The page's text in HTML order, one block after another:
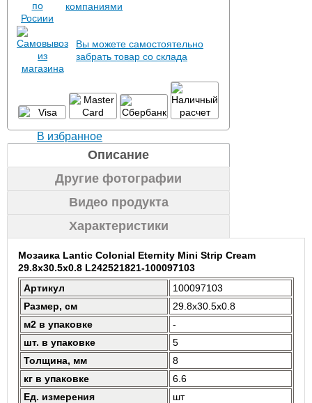
компаниями
Вы можете самостоятельно
забрать товар со склада
В избранное
Описание
Другие фотографии
Видео продукта
Характеристики
Мозаика Lantic Colonial Eternity Mini Strip Cream
29.8x30.5x0.8 L242521821-100097103
Артикул
100097103
Размер, см
29.8x30.5x0.8
м2 в упаковке
-
шт. в упаковке
5
Толщина, мм
8
кг в упаковке
6.6
Ед. измерения
шт